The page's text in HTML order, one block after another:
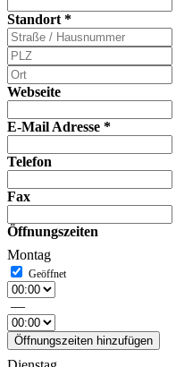
Standort *
Webseite
E-Mail Adresse *
Telefon
Fax
Öffnungszeiten
Montag
—
Öffnungszeiten hinzufügen